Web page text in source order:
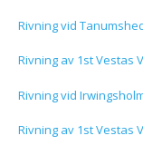
Rivning vid
Rivning av 1st Vestas
Rivning vid
Rivning av 1st Vestas